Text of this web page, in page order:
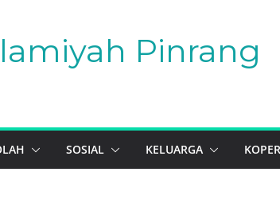
Pinrang
SOSIAL KELUARGA